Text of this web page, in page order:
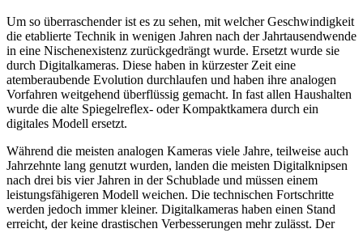
Um so überraschender ist es zu sehen, mit welcher Geschwindigkeit
die etablierte Technik in wenigen Jahren nach der Jahrtausendwende
in eine Nischenexistenz zurückgedrängt wurde. Ersetzt wurde sie
durch Digitalkameras. Diese haben in kürzester Zeit eine
atemberaubende Evolution durchlaufen und haben ihre analogen
Vorfahren weitgehend überflüssig gemacht. In fast allen Haushalten
wurde die alte Spiegelreflex- oder Kompaktkamera durch ein
digitales Modell ersetzt.
Während die meisten analogen Kameras viele Jahre, teilweise auch
Jahrzehnte lang genutzt wurden, landen die meisten Digitalknipsen
nach drei bis vier Jahren in der Schublade und müssen einem
leistungsfähigeren Modell weichen. Die technischen Fortschritte
werden jedoch immer kleiner. Digitalkameras haben einen Stand
erreicht, der keine drastischen Verbesserungen mehr zulässt. Der